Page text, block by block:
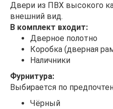
Двери из ПВХ высокого
внешний вид.
В комплект входит:
Дверное полотно
Коробка (дверная
Наличники
Фурнитура:
Выбирается по
Чёрный